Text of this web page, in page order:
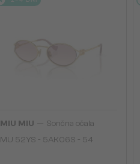
MIU MIU
Sončna očala
MU 52YS - ​5AK06S - ​54